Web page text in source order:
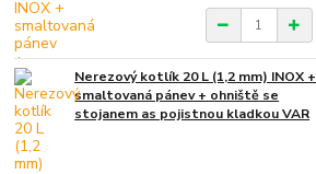
Nerezový kotlík 20 L (1,2 mm) INOX +
smaltovaná pánev + ohniště se
stojanem as pojistnou kladkou VAR